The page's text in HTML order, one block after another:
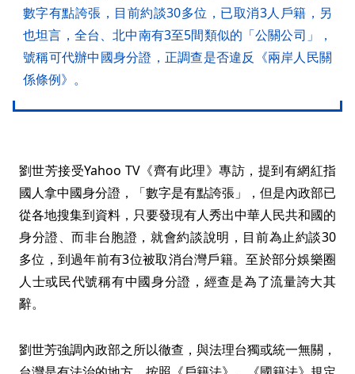
數字有點誇張，目前約談30多位，已取消3人戶籍，另
也坦言，全台、北中南有3至5間類似的「公關公司」，
號稱可代辦中國身分證，正調查是否違反《兩岸人民關
係條例》。
劉世芳接受Yahoo TV《齊有此理》專訪，提到有網紅指
國人拿中國身分證，「數字是有點誇張」，但是內政部已
從各地搜集到資料，只要發現有人秀出中華人民共和國的
身分證、而非台胞證，就會約談說明，目前為止約談30
多位，到過年前有3位被取消台灣戶籍。至於部分娛樂圈
人士或民代號稱有中國身分證，經查是為了流量誇大其
辭。
劉世芳強調內政部之所以徹查，與法理台獨或統一無關，